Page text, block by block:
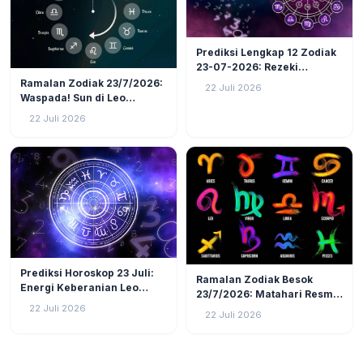
Ramalan Zodiak 23/7/2026:
Waspada! Sun di Leo
Kuadrat Bulan di Scorpio, 4
22 Juli 2026
Prediksi Lengkap 12 Zodiak
23-07-2026: Rezeki
22 Juli 2026
Prediksi Horoskop 23 Juli:
Energi Keberanian Leo
22 Juli 2026
Ramalan Zodiak Besok
23/7/2026: Matahari Resmi
22 Juli 2026